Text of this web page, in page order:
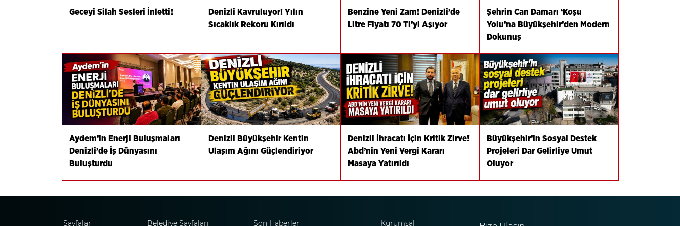
Geceyi Silah Sesleri İnletti!
Denizli Kavruluyor! Yılın
Sıcaklık Rekoru Kırıldı
Benzine Yeni Zam! Denizli’de
Litre Fiyatı 70 Tl’yi Aşıyor
Şehrin Can Damarı ‘Koşu
Yolu’na Büyükşehir’den Modern
Dokunuş
Aydem’in Enerji Buluşmaları
Denizli’de İş Dünyasını
Buluşturdu
Denizli Büyükşehir Kentin
Ulaşım Ağını Güçlendiriyor
Denizli İhracatı İçin Kritik Zirve!
Abd’nin Yeni Vergi Kararı
Masaya Yatırıldı
Büyükşehir’in Sosyal Destek
Projeleri Dar Gelirliye Umut
Oluyor
Sayfalar Belediye Sayfaları Son Haberler Kurumsal